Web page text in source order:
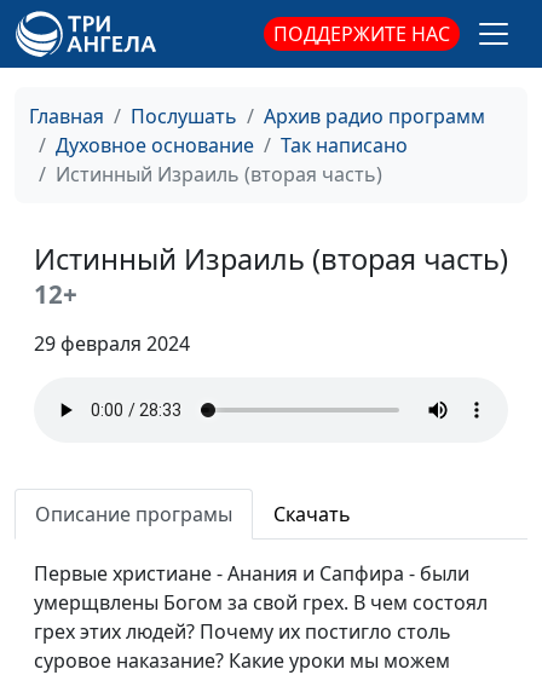
ПОДДЕРЖИТЕ НАС
Главная Послушать
Архив радио программ
Духовное основание
Так написано
Истинный Израиль (вторая часть)
Истинный Израиль (вторая часть)
12+
29 февраля 2024
Описание програмы Скачать
Первые христиане - Анания и Сапфира - были
умерщвлены Богом за свой грех. В чем состоял
грех этих людей? Почему их постигло столь
суровое наказание? Какие уроки мы можем
Тело Христа
Панков Александр,
священнослужитель
#173
часть)
священнослужитель
Живая Жертва (первая
Панков Александр,
Бог исполняет свои
обещания (вторая
Панков Александр,
#170
Бог исполняет свои
часть)
народа (вторая часть)
священнослужитель
народа (первая часть)
священнослужитель
Истинный Израиль
(пятая часть)
Панков Александр,
священнослужитель